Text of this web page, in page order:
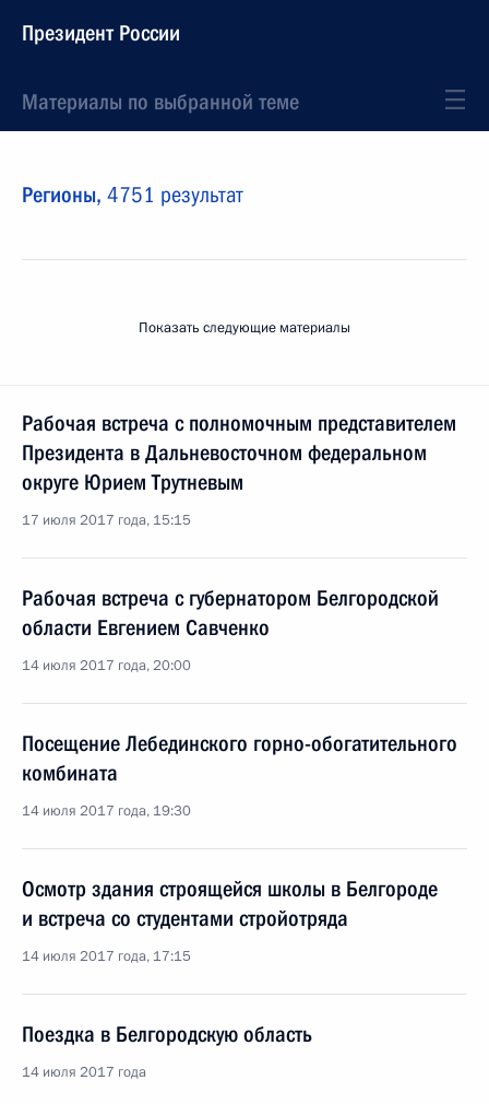
Президент России
Материалы по выбранной теме
Регионы, 4751 результат
Показать следующие материалы
Рабочая встреча с полномочным представителем
Президента в Дальневосточном федеральном
округе Юрием Трутневым
17 июля 2017 года, 15:15
Рабочая встреча с губернатором Белгородской
области Евгением Савченко
14 июля 2017 года, 20:00
Посещение Лебединского горно-обогатительного
комбината
14 июля 2017 года, 19:30
Осмотр здания строящейся школы в Белгороде
и встреча со студентами стройотряда
14 июля 2017 года, 17:15
Поездка в Белгородскую область
14 июля 2017 года